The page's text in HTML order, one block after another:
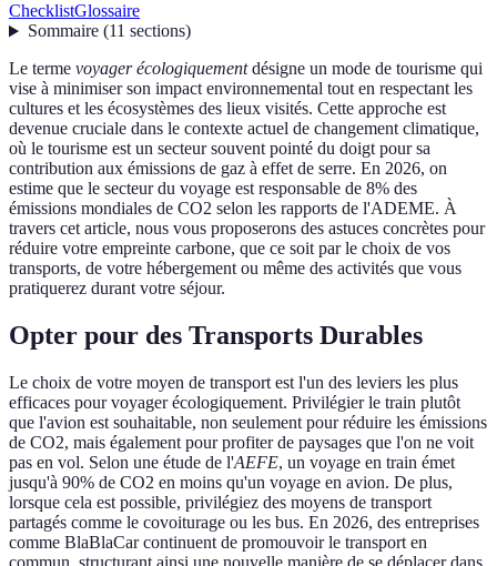
ChecklistGlossaire
Sommaire(11 sections)
Le terme voyager écologiquementdésigne un mode de tourisme qui
vise à minimiser son impact environnemental tout en respectant les
cultures et les écosystèmes des lieux visités. Cette approche est
devenue cruciale dans le contexte actuel de changement climatique,
où le tourisme est un secteur souvent pointé du doigt pour sa
contribution aux émissions de gaz à effet de serre. En 2026, on
estime que le secteur du voyage est responsable de 8% des
émissions mondiales de CO2 selon les rapports de l'ADEME. À
travers cet article, nous vous proposerons des astuces concrètes pour
réduire votre empreinte carbone, que ce soit par le choix de vos
transports, de votre hébergement ou même des activités que vous
pratiquerez durant votre séjour.
Opter pour des Transports Durables
Le choix de votre moyen de transport est l'un des leviers les plus
efficaces pour voyager écologiquement. Privilégier le train plutôt
que l'avion est souhaitable, non seulement pour réduire les émissions
de CO2, mais également pour profiter de paysages que l'on ne voit
pas en vol. Selon une étude de l'AEFE, un voyage en train émet
jusqu'à 90% de CO2 en moins qu'un voyage en avion. De plus,
lorsque cela est possible, privilégiez des moyens de transport
partagés comme le covoiturage ou les bus. En 2026, des entreprises
comme BlaBlaCar continuent de promouvoir le transport en